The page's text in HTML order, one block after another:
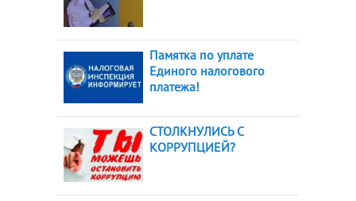
Памятка по уплате
Единого налогового
платежа!
СТОЛКНУЛИСЬ С
КОРРУПЦИЕЙ?